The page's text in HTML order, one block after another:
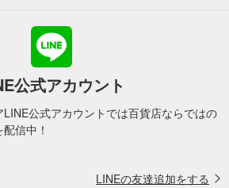
公式アカウント
公式アカウントでは百貨店ならではの
信中！
LINEの友達追加をする